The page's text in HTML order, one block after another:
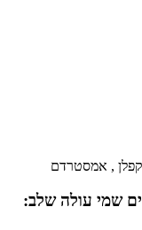
שמי עולה שלב: